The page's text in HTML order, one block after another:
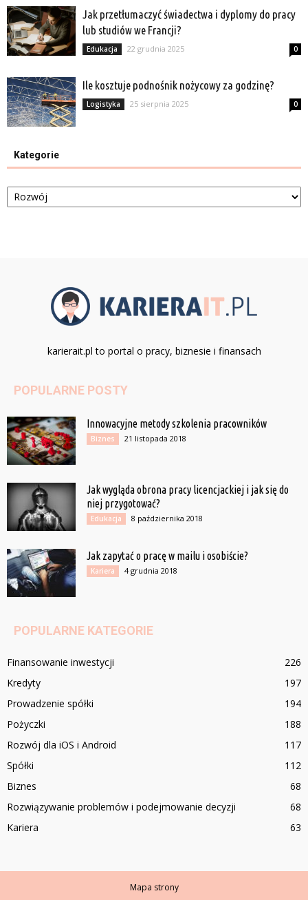
Jak przetłumaczyć świadectwa i dyplomy do pracy
lub studiów we Francji?
Edukacja 22 grudnia 2025 0
Ile kosztuje podnośnik nożycowy za godzinę?
Logistyka 25 sierpnia 2025 0
Kategorie
Kategorie
karierait.pl to portal o pracy, biznesie i finansach
POPULARNE POSTY
Innowacyjne metody szkolenia pracowników
Biznes 21 listopada 2018
Jak wygląda obrona pracy licencjackiej i jak się do
niej przygotować?
Edukacja 8 października 2018
Jak zapytać o pracę w mailu i osobiście?
Kariera 4 grudnia 2018
POPULARNE KATEGORIE
Finansowanie inwestycji
226
Kredyty
197
Prowadzenie spółki
194
Pożyczki
188
Rozwój dla iOS i Android
117
Spółki
112
Biznes
68
Rozwiązywanie problemów i podejmowanie decyzji
68
Kariera
63
Mapa strony